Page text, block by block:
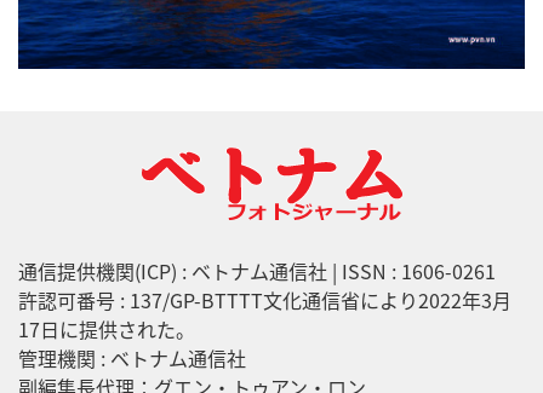
通信提供機関(ICP) : ベトナム通信社 | ISSN : 1606-0261
許認可番号 : 137/GP-BTTTT文化通信省により2022年3月
17日に提供された。
管理機関 : ベトナム通信社
副編集長代理：グエン・トゥアン・ロン